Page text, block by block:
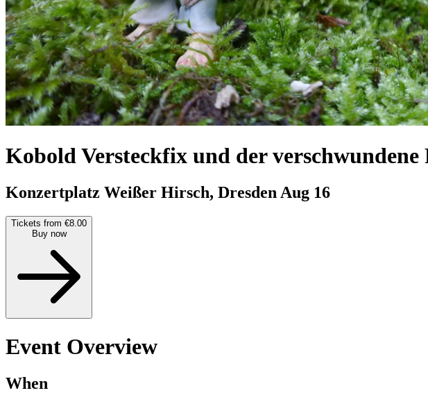
Kobold Versteckfix und der verschwundene
Konzertplatz Weißer Hirsch, DresdenAug 16
Tickets from €8.00
Buy now
Event Overview
When